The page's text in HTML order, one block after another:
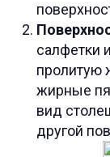
салфетки
пролитую
жирные
вид
другой